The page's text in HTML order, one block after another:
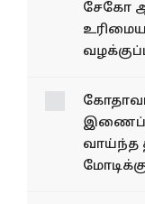
சேகோ
வாய்ந்த